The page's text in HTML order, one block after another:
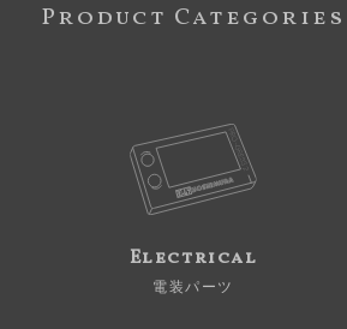
Product Categories
Electrical
電装パーツ